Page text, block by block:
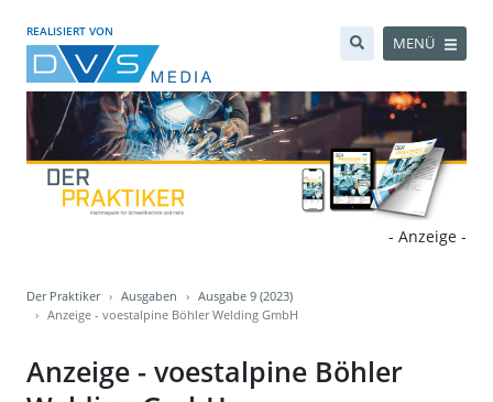
REALISIERT VON
MENÜ
- Anzeige -
Der Praktiker Ausgaben
Ausgabe 9 (2023)
Anzeige - voestalpine Böhler Welding GmbH
Anzeige - voestalpine Böhler